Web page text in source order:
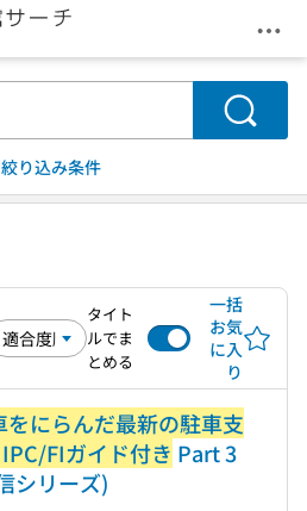
メ
検索
絞り込み条件
タイト
ルでま
とめる
一括
お気
に入
り
をにらんだ最新の駐車支
FIガイド付き Part 3
シリーズ)